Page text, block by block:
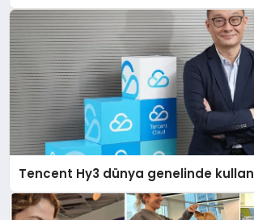
Tencent Hy3 dünya genelinde